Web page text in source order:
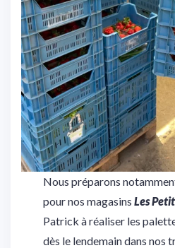
Nous préparons
pour nos magasinsLes
Patrick à réaliser les
dès le lendemain dans nos